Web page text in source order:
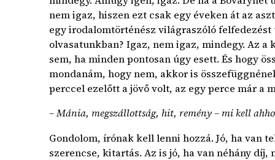
nem igaz, hiszen ezt csak egy éveken át az
egy irodalomtörténész világraszóló
olvasatunkban? Igaz, nem igaz, mindegy. Az
sem, ha minden pontosan úgy esett. És hogy
mondanám, hogy nem, akkor is
perccel ezelőtt a jövő volt, az egy perce már a
– Mánia, megszállottság, hit, remény – mi kell
Gondolom, írónak kell lenni hozzá. Jó, ha van
szerencse, kitartás. Az is jó, ha van néhány díj,